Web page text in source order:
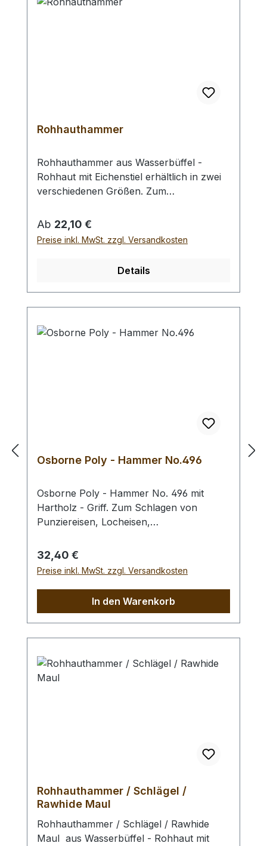
Dicke: 3 mm
Rohhauthammer
Rohhauthammer aus Wasserbüffel -
Rohhaut mit Eichenstiel erhältlich in zwei
verschiedenen Größen. Zum
Locheisen, Punziereisen, etc.
Auswahlliste:#1 Gesamtgewicht: 295
Gramm / Kopf - Ø : 48 mm / Gesamtlänge
Kopf - Ø : 42 mm / Gesamtlänge : 290 mm
- Bei einer Bestellung 1 Stück erhalten Sie
1 Rohhauthammer der gewählten Größe.
Regulärer Preis:
Ab 22,10 €
Preise inkl. MwSt. zzgl. Versandkosten
Details
Osborne Poly - Hammer No.496
Osborne Poly - Hammer No. 496 mit
Hartholz - Griff. Zum Schlagen von
Punziereisen, Locheisen,
Schlagfläche. Wenig Rückschlag durch
schlagabsorbierenden Poly -
Hammerkopf. 240 gr Gesamtgewicht /
Regulärer Preis:
32,40 €
Preise inkl. MwSt. zzgl. Versandkosten
In den Warenkorb
Rohhauthammer / Schlägel /
Rawhide Maul
Rohhauthammer / Schlägel / Rawhide
Maul aus Wasserbüffel - Rohhaut mit